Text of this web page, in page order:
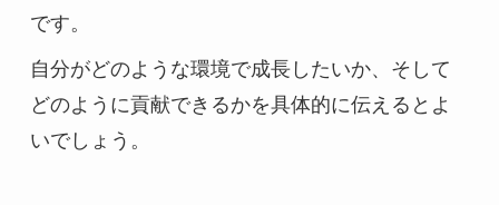
です。
自分がどのような環境で成長したいか、そして
どのように貢献できるかを具体的に伝えるとよ
いでしょう。